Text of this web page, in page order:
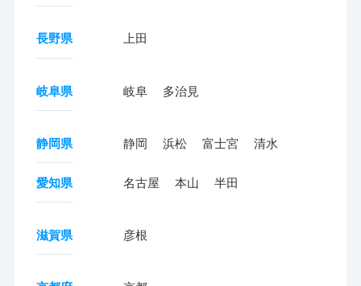
長野県 上田
岐阜県 岐阜 多治見
静岡県 静岡 浜松 富士宮 清水
愛知県 名古屋 本山 半田
滋賀県 彦根